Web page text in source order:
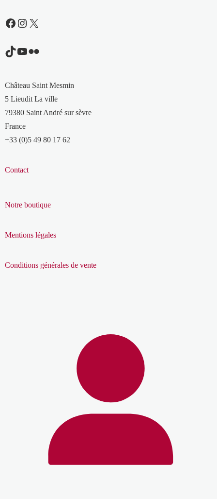
Facebook
Instagram
X
TikTok
YouTube
Flickr
Château Saint Mesmin
5 Lieudit La ville
79380 Saint André sur sèvre
France
+33 (0)5 49 80 17 62
Contact
Notre boutique
Mentions légales
Conditions générales de vente